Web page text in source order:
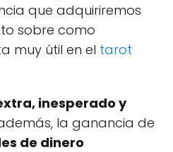
que adquiriremos
sobre como
muy útil en el tarot
inesperado y
la ganancia de
de dinero